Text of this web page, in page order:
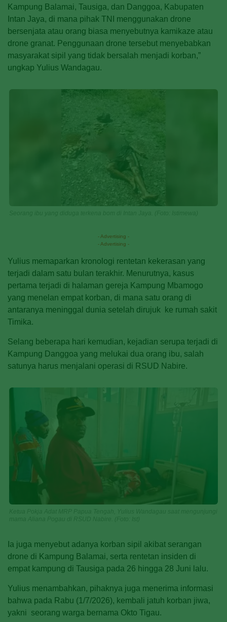
Kampung Balamai, Tausiga, dan Danggoa, Kabupaten
Intan Jaya, di mana pihak TNI menggunakan drone
bersenjata atau orang biasa menyebutnya kamikaze atau
drone granat. Penggunaan drone tersebut menyebabkan
masyarakat sipil yang tidak bersalah menjadi korban,”
ungkap Yulius Wandagau.
- Advertising -
- Advertising -
Yulius memaparkan kronologi rentetan kekerasan yang
terjadi dalam satu bulan terakhir. Menurutnya, kasus
pertama terjadi di halaman gereja Kampung Mbamogo
yang menelan empat korban, di mana satu orang di
antaranya meninggal dunia setelah dirujuk ke rumah sakit
Timika.
Selang beberapa hari kemudian, kejadian serupa terjadi di
Kampung Danggoa yang melukai dua orang ibu, salah
satunya harus menjalani operasi di RSUD Nabire.
Ia juga menyebut adanya korban sipil akibat serangan
drone di Kampung Balamai, serta rentetan insiden di
empat kampung di Tausiga pada 26 hingga 28 Juni lalu.
Yulius menambahkan, pihaknya juga menerima informasi
bahwa pada Rabu (1/7/2026), kembali jatuh korban jiwa,
yakni seorang warga bernama Okto Tigau.